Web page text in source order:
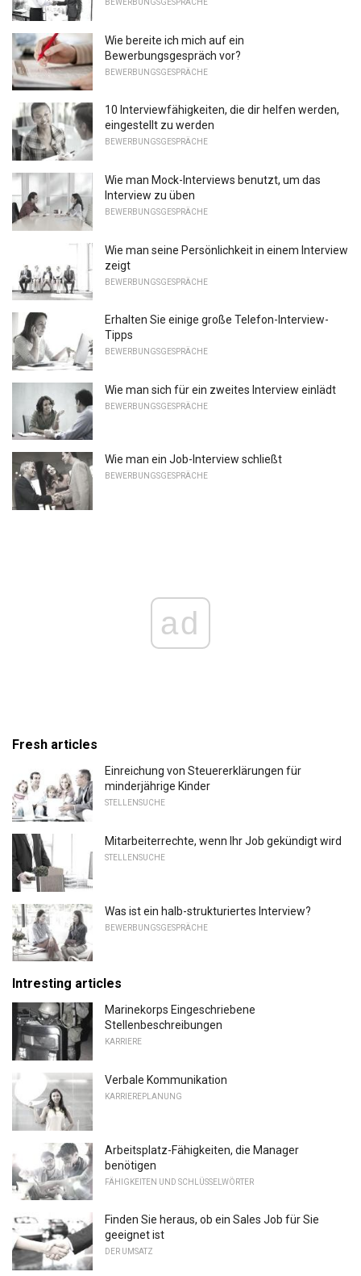
BEWERBUNGSGESPRÄCHE
Wie bereite ich mich auf ein
Bewerbungsgespräch vor?
BEWERBUNGSGESPRÄCHE
10 Interviewfähigkeiten, die dir helfen werden,
eingestellt zu werden
BEWERBUNGSGESPRÄCHE
Wie man Mock-Interviews benutzt, um das
Interview zu üben
BEWERBUNGSGESPRÄCHE
Wie man seine Persönlichkeit in einem Interview
zeigt
BEWERBUNGSGESPRÄCHE
Erhalten Sie einige große Telefon-Interview-
Tipps
BEWERBUNGSGESPRÄCHE
Wie man sich für ein zweites Interview einlädt
BEWERBUNGSGESPRÄCHE
Wie man ein Job-Interview schließt
BEWERBUNGSGESPRÄCHE
ad
Fresh articles
Einreichung von Steuererklärungen für
minderjährige Kinder
STELLENSUCHE
Mitarbeiterrechte, wenn Ihr Job gekündigt wird
STELLENSUCHE
Was ist ein halb-strukturiertes Interview?
BEWERBUNGSGESPRÄCHE
Intresting articles
Marinekorps Eingeschriebene
Stellenbeschreibungen
KARRIERE
Verbale Kommunikation
KARRIEREPLANUNG
Arbeitsplatz-Fähigkeiten, die Manager
benötigen
FÄHIGKEITEN UND SCHLÜSSELWÖRTER
Finden Sie heraus, ob ein Sales Job für Sie
geeignet ist
DER UMSATZ